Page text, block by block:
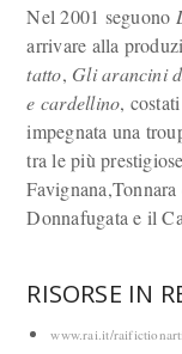
Nel 2001 seguono
arrivare alla
tatto, Gli arancini
e cardellino,
impegnata una
tra le più
Donnafugata e il
RISORSE IN
www.rai.it/